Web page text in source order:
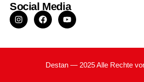
Social Media
Destan — 2025 Alle Rechte